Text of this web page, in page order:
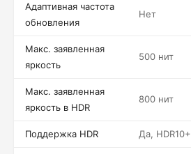
Адаптивная частота
обновления
Нет
Макс. заявленная
яркость
500 нит
Макс. заявленная
яркость в HDR
800 нит
Поддержка HDR Да, HDR10+